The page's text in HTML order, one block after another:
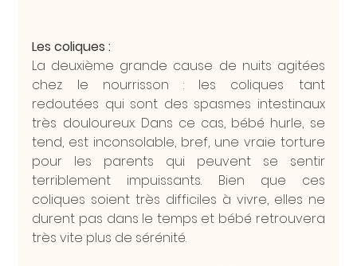
Les coliques :
La deuxième grande cause de nuits agitées
chez le nourrisson : les coliques tant
redoutées qui sont des spasmes intestinaux
très douloureux. Dans ce cas, bébé hurle, se
tend, est inconsolable, bref, une vraie torture
pour les parents qui peuvent se sentir
terriblement impuissants. Bien que ces
coliques soient très difficiles à vivre, elles ne
durent pas dans le temps et bébé retrouvera
très vite plus de sérénité.